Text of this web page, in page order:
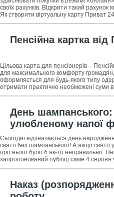
своїх рахунків. Відкрити такий
Як створити віртуальну карту Приват
статті.
Пенсійна картка від
Цільова карта для пенсіонерів –
для максимального комфорту
оформляється для будь-якого типу
отримати практично необмежені суми
А користуватися
День шампанського:
улюбленому напої
Сьогодні відзначається день
свято без шампанського! А якщо свято
про нього було б як-то неправильно.
запропонований публіці саме 4
ченцем, здобув
Наказ